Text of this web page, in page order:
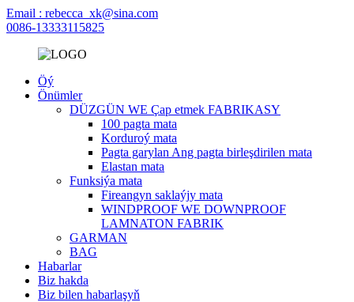
Email : rebecca_xk@sina.com
0086-13333115825
Öý
Önümler
DÜZGÜN WE Çap etmek FABRIKASY
100 pagta mata
Korduroý mata
Pagta garylan Ang pagta birleşdirilen mata
Elastan mata
Funksiýa mata
Fireangyn saklaýjy mata
WINDPROOF WE DOWNPROOF
LAMNATON FABRIK
GARMAN
BAG
Habarlar
Biz hakda
Biz bilen habarlaşyň